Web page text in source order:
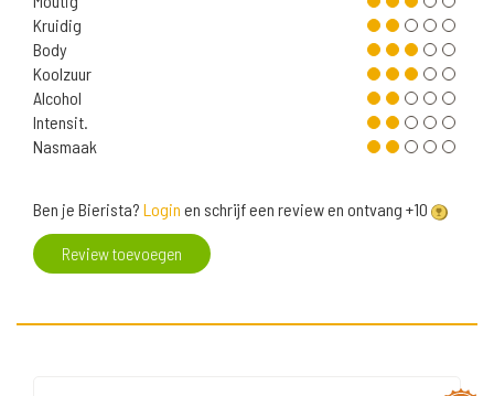
Kruidig
Body
Koolzuur
Alcohol
Intensit.
Nasmaak
Ben je Bierista? Login en schrijf een review en ontvang +10
Review toevoegen